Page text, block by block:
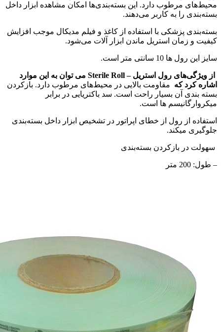
محیط‌های مرطوب دارد. این بسته‌بندی‌ها امکان مشاهده ابزار داخل
بسته‌بندی را به کاربر می‌دهند.
بسته‌بندی پزشکی با استفاده از کاغذ و فیلم مدیکال موجب افزایش
کیفیت و زمان استریل ماندن ابزار آلات می‌شود.
سایز این رول ها 10 سانتی متر است.
از ویژگی‌های رول استریل – Sterile Roll می توان به این موارد
اشاره کرد که مقاومت بالایی در محیط‌های مرطوب دارد. بازکردن
بسته بندی آن بسیار راحت است. سد باکتریایی در برابر
میکروارگانیسم ها است.
استفاده از رول از خطای اپراتور در تشخیص ابزار داخل بسته‌بندی
جلوگیری میکند.
سهولت در بازکردن بسته‌بندی
– طول: 200 متر